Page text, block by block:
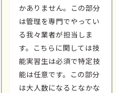
かありません。この部分
は管理を専門でやってい
る我々業者が担当しま
す。こちらに関しては技
能実習生は必須で特定技
能は任意です。この部分
は大人数になるとなかな